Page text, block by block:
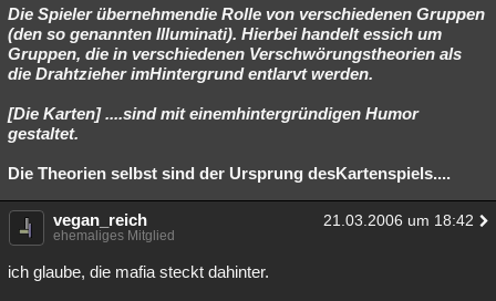
Die Spieler übernehmendie Rolle von verschiedenen Gruppen
(den so genannten Illuminati). Hierbei handelt essich um
Gruppen, die in verschiedenen Verschwörungstheorien als
die Drahtzieher imHintergrund entlarvt werden.
[Die Karten] ....sind mit einemhintergründigen Humor
gestaltet.
Die Theorien selbst sind der Ursprung desKartenspiels....
vegan_reich 21.03.2006 um 18:42
ehemaliges Mitglied
ich glaube, die mafia steckt dahinter.